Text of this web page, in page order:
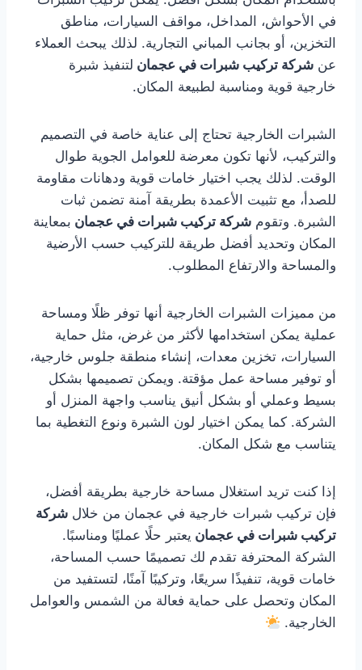
في الأحواش، المداخل، مواقف السيارات، مناطق
التخزين، أو بجانب المباني التجارية. لذلك يبحث العملاء
عن شركة تركيب شبرات في عجمان لتنفيذ شبرة
خارجية قوية ومناسبة لطبيعة المكان.
الشبرات الخارجية تحتاج إلى عناية خاصة في التصميم
والتركيب، لأنها تكون معرضة للعوامل الجوية طوال
الوقت. لذلك يجب اختيار خامات قوية ودهانات مقاومة
للصدأ، مع تثبيت الأعمدة بطريقة آمنة تضمن ثبات
الشبرة. وتقوم شركة تركيب شبرات في عجمان بمعاينة
المكان وتحديد أفضل طريقة للتركيب حسب الأرضية
والمساحة والارتفاع المطلوب.
من مميزات الشبرات الخارجية أنها توفر ظلًا ومساحة
عملية يمكن استخدامها لأكثر من غرض، مثل حماية
السيارات، تخزين معدات، إنشاء منطقة جلوس خارجية،
أو توفير مساحة عمل مؤقتة. ويمكن تصميمها بشكل
بسيط وعملي أو بشكل أنيق يناسب واجهة المنزل أو
الشركة. كما يمكن اختيار لون الشبرة ونوع التغطية بما
يتناسب مع شكل المكان.
إذا كنت تريد استغلال مساحة خارجية بطريقة أفضل،
فإن تركيب شبرات خارجية في عجمان من خلال شركة
تركيب شبرات في عجمان يعتبر حلًا عمليًا ومناسبًا.
الشركة المحترفة تقدم لك تصميمًا حسب المساحة،
خامات قوية، تنفيذًا سريعًا، وتركيبًا آمنًا، لتستفيد من
المكان وتحصل على حماية فعالة من الشمس والعوامل
الخارجية.